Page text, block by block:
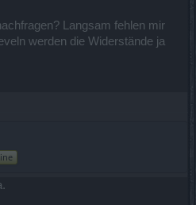
Langsam fehlen mir
werden die Widerstände ja